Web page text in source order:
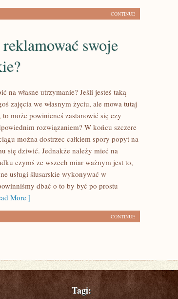
CONTINUE
swoje
na własne utrzymanie? Jeśli jesteś taką
zajęcia we własnym życiu, ale mowa tutaj
może powinieneś zastanowić się czy
rozwiązaniem? W końcu szczere
można dostrzec całkiem spory popyt na
się dziwić. Jednakże należy mieć na
czymś ze wszech miar ważnym jest to,
usługi ślusarskie wykonywać w
dbać o to by być po prostu
More ]
CONTINUE
Tagi: